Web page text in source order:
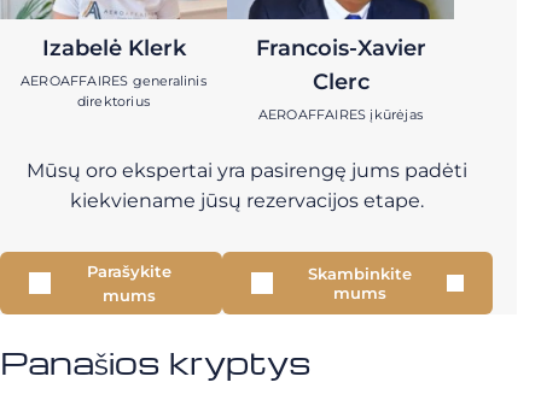
Izabelė Klerk
AEROAFFAIRES generalinis
direktorius
Francois-Xavier
Clerc
AEROAFFAIRES įkūrėjas
Mūsų oro ekspertai yra pasirengę jums padėti
kiekviename jūsų rezervacijos etape.
Parašykite
mums
Skambinkite
mums
Panašios kryptys